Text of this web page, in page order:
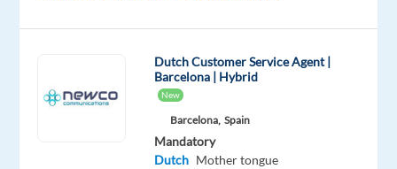
dynamische
werkomgeving?
Dutch Customer Service Agent |
Barcelona | Hybrid
New
Barcelona, Spain
Mandatory
Dutch Mother tongue